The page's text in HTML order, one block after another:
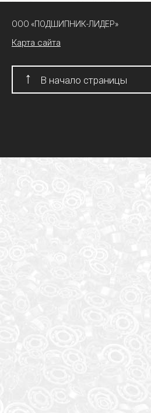
ООО «ПОДШИПНИК-ЛИДЕР»
Карта сайта
↑ В начало страницы